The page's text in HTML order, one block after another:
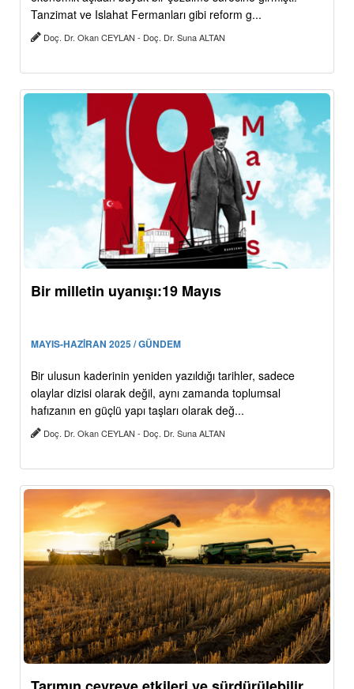
Tanzimat ve Islahat Fermanları gibi reform g...
Doç. Dr. Okan CEYLAN - Doç. Dr. Suna ALTAN
Bir milletin uyanışı:19 Mayıs
MAYIS-HAZİRAN 2025 / GÜNDEM
Bir ulusun kaderinin yeniden yazıldığı tarihler, sadece
olaylar dizisi olarak değil, aynı zamanda toplumsal
hafızanın en güçlü yapı taşları olarak değ...
Doç. Dr. Okan CEYLAN - Doç. Dr. Suna ALTAN